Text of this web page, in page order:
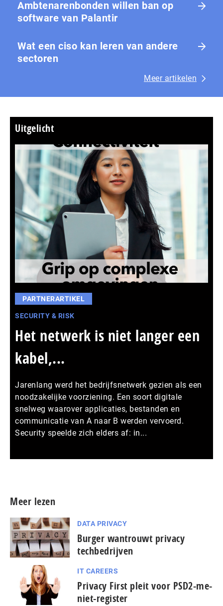
Ambtenarenbonden willen ban op
software van Palantir
Wat een ciso kan leren van andere
sectoren
Meer artikelen
Uitgelicht
PARTNERARTIKEL
SECURITY & RISK
Het netwerk is niet langer een
kabel,...
Jarenlang werd het bedrijfsnetwerk gezien als een
noodzakelijke voorziening. Een soort digitale
snelweg waarover applicaties, bestanden en
communicatie van A naar B werden vervoerd.
Security speelde zich elders af: in...
Meer lezen
DATA PRIVACY
Burger wantrouwt privacy
techbedrijven
IT CAREERS
Privacy First pleit voor PSD2-me-
niet-register